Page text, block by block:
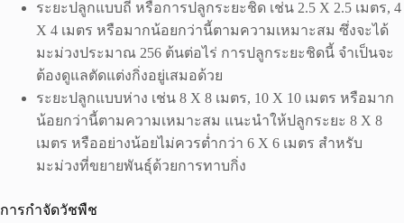
ระยะปลูกแบบถี่ หรือการปลูกระยะชิด เช่น 2.5 X 2.5 เมตร, 4
X 4 เมตร หรือมากน้อยกว่านี้ตามความเหมาะสม ซึ่งจะได้
มะม่วงประมาณ 256 ต้นต่อไร่ การปลูกระยะชิดนี้ จำเป็นจะ
ต้องดูแลตัดแต่งกิ่งอยู่เสมอด้วย
ระยะปลูกแบบห่าง เช่น 8 X 8 เมตร, 10 X 10 เมตร หรือมาก
น้อยกว่านี้ตามความเหมาะสม แนะนำให้ปลูกระยะ 8 X 8
เมตร หรืออย่างน้อยไม่ควรต่ำกว่า 6 X 6 เมตร สำหรับ
มะม่วงที่ขยายพันธุ์ด้วยการทาบกิ่ง
การกำจัดวัชพืช